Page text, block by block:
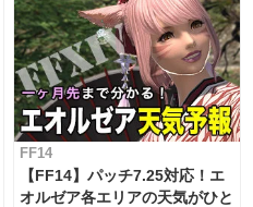
FF14
【FF14】パッチ7.25対応！エ
オルゼア各エリアの天気がひと